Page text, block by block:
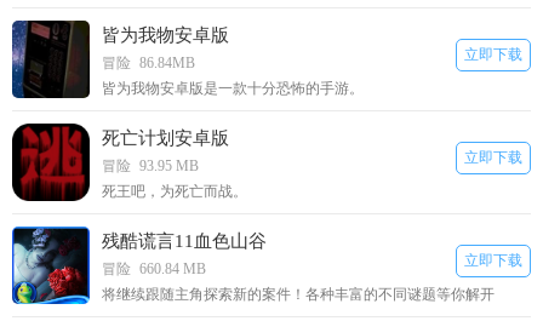
皆为我物安卓版
冒险 86.84MB
皆为我物安卓版是一款十分恐怖的手游。
立即下载
死亡计划安卓版
冒险 93.95 MB
死王吧，为死亡而战。
立即下载
残酷谎言11血色山谷
冒险 660.84 MB
将继续跟随主角探索新的案件！各种丰富的不同谜题等你解开
立即下载